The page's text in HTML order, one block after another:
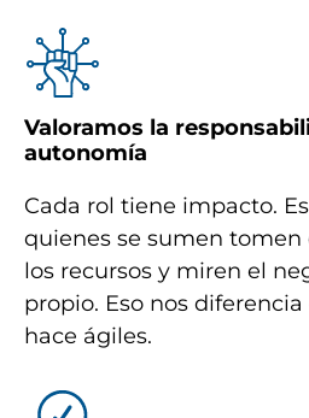
Valoramos la
autonomía
Cada rol tiene impacto.
quienes se sumen tomen
los recursos y miren el
propio. Eso nos
hace ágiles.